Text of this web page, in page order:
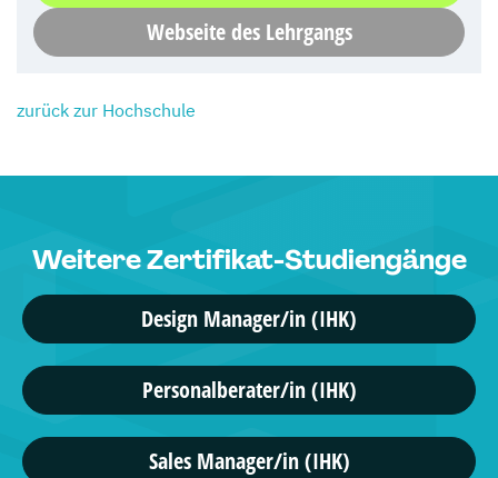
Webseite des Lehrgangs
zurück zur Hochschule
Weitere Zertifikat-Studiengänge
Design Manager/in (IHK)
Personalberater/in (IHK)
Sales Manager/in (IHK)